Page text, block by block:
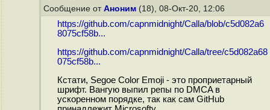
Сообщение от Аноним (18), 08-Окт-20, 12:06
https://github.com/capnmidnight/Calla/blob/c5d082a6
8075cf58b...
https://github.com/capnmidnight/Calla/tree/c5d082a68
075cf58b...
Кстати, Segoe Color Emoji - это проприетарный
шрифт. Вангую выпил репы по DMCA в
ускоренном порядке, так как сам GitHub